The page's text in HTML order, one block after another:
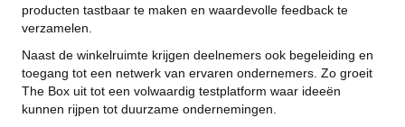
producten tastbaar te maken en waardevolle feedback te
verzamelen.
Naast de winkelruimte krijgen deelnemers ook begeleiding en
toegang tot een netwerk van ervaren ondernemers. Zo groeit
The Box uit tot een volwaardig testplatform waar ideeën
kunnen rijpen tot duurzame ondernemingen.